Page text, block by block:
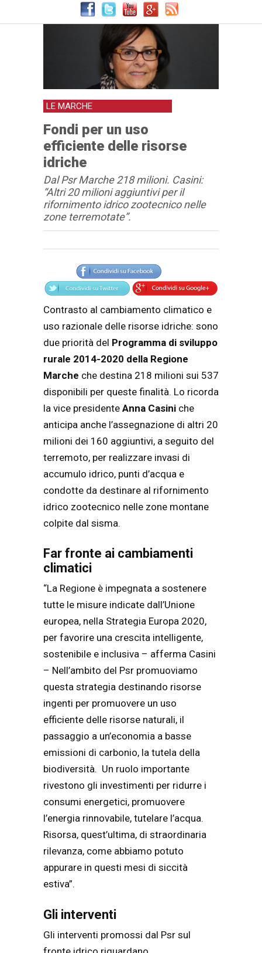
LE MARCHE
Fondi per un uso
efficiente delle risorse
idriche
Dal Psr Marche 218 milioni. Casini:
“Altri 20 milioni aggiuntivi per il
rifornimento idrico zootecnico nelle
zone terremotate”.
Articolo
Testo articolo principale
Contrasto al cambiamento climatico e
uso razionale delle risorse idriche: sono
due priorità del Programma di sviluppo
rurale 2014-2020 della Regione
Marche che destina 218 milioni sui 537
disponibili per queste finalità. Lo ricorda
la vice presidente Anna Casini che
anticipa anche l’assegnazione di altri 20
milioni dei 160 aggiuntivi, a seguito del
terremoto, per realizzare invasi di
accumulo idrico, punti d’acqua e
condotte da destinare al rifornimento
idrico zootecnico nelle zone montane
colpite dal sisma.
Far fronte ai cambiamenti
climatici
“La Regione è impegnata a sostenere
tutte le misure indicate dall’Unione
europea, nella Strategia Europa 2020,
per favorire una crescita intelligente,
sostenibile e inclusiva – afferma Casini
– Nell’ambito del Psr promuoviamo
questa strategia destinando risorse
ingenti per promuovere un uso
efficiente delle risorse naturali, il
passaggio a un’economia a basse
emissioni di carbonio, la tutela della
biodiversità. Un ruolo importante
rivestono gli investimenti per ridurre i
consumi energetici, promuovere
l’energia rinnovabile, tutelare l’acqua.
Risorsa, quest’ultima, di straordinaria
rilevanza, come abbiamo potuto
appurare in questi mesi di siccità
estiva”.
Gli interventi
Gli interventi promossi dal Psr sul